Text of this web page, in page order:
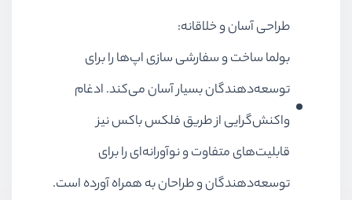
طراحی آسان و خلاقانه:
بولما ساخت و سفارشی سازی اپ‌ها را برای
توسعه‌دهندگان بسیار آسان می‌کند. ادغام
واکنش‌گرایی از طریق فلکس باکس نیز
قابلیت‌های متفاوت و نوآورانه‌ای را برای
توسعه‌دهندگان و طراحان به همراه آورده است.